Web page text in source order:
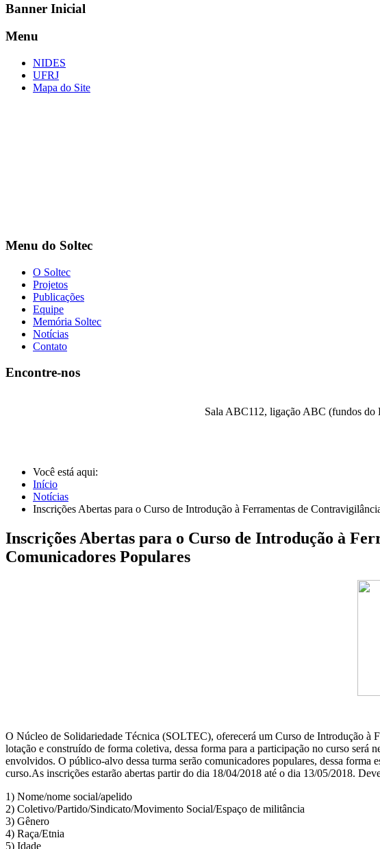
Banner Inicial
Menu
NIDES
UFRJ
Mapa do Site
Menu do Soltec
O Soltec
Projetos
Publicações
Equipe
Memória Soltec
Notícias
Contato
Encontre-nos
Sala ABC112, ligação ABC (fundos do
Você está aqui:
Início
Notícias
Inscrições Abertas para o Curso de Introdução à Ferramentas de
Inscrições Abertas para o Curso de Introdução à
Comunicadores Populares
O Núcleo de Solidariedade Técnica (SOLTEC), oferecerá um Curso de Introdução à
lotação e construído de forma coletiva, dessa forma para a participação no curso será
envolvidos. O público-alvo dessa turma serão comunicadores populares, dessa forma
curso.As inscrições estarão abertas partir do dia 18/04/2018 até o dia 13/05/2018.
1) Nome/nome social/apelido
2) Coletivo/Partido/Sindicato/Movimento Social/Espaço de militância
3) Gênero
4) Raça/Etnia
5) Idade